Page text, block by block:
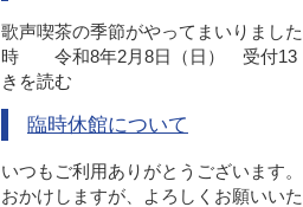
歌声喫茶の季節がやってまいりまし
時 令和8年2月8日（日） 受付
きを読む
臨時休館について
いつもご利用ありがとうございます
おかけしますが、よろしくお願いい